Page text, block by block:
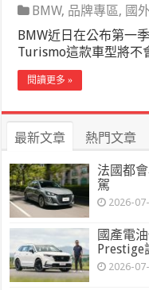
BMW, 品牌專區, 國外
BMW近日在公布第一
Turismo這款車型將不
閱讀更多 »
最新文章 熱門文章
法國都
駕
2026-
國產電
Prestige
2026-